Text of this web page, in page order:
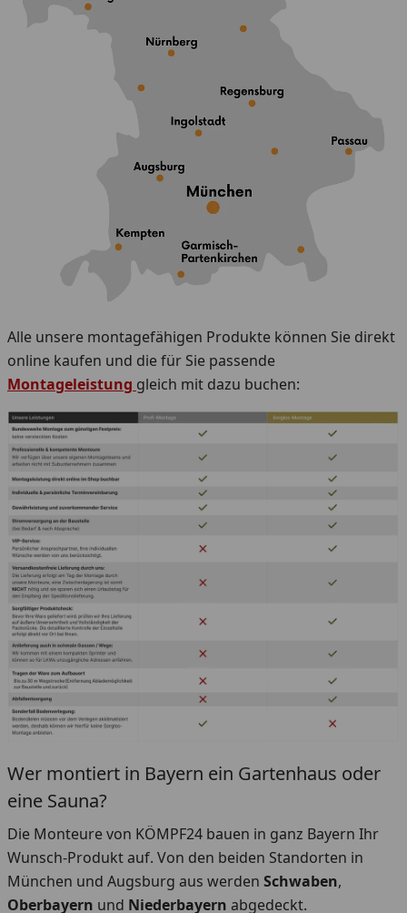
Alle unsere montagefähigen Produkte können Sie direkt
online kaufen und die für Sie passende
Montageleistung gleich mit dazu buchen:
Wer montiert in Bayern ein Gartenhaus oder
eine Sauna?
Die Monteure von KÖMPF24 bauen in ganz Bayern Ihr
Wunsch-Produkt auf. Von den beiden Standorten in
München und Augsburg aus werden Schwaben,
Oberbayern und Niederbayern abgedeckt.